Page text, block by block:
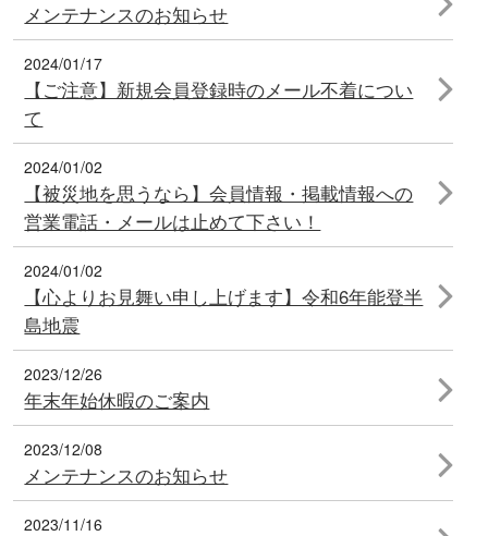
メンテナンスのお知らせ
2024/01/17
【ご注意】新規会員登録時のメール不着につい
て
2024/01/02
【被災地を思うなら】会員情報・掲載情報への
営業電話・メールは止めて下さい！
2024/01/02
【心よりお見舞い申し上げます】令和6年能登半
島地震
2023/12/26
年末年始休暇のご案内
2023/12/08
メンテナンスのお知らせ
2023/11/16